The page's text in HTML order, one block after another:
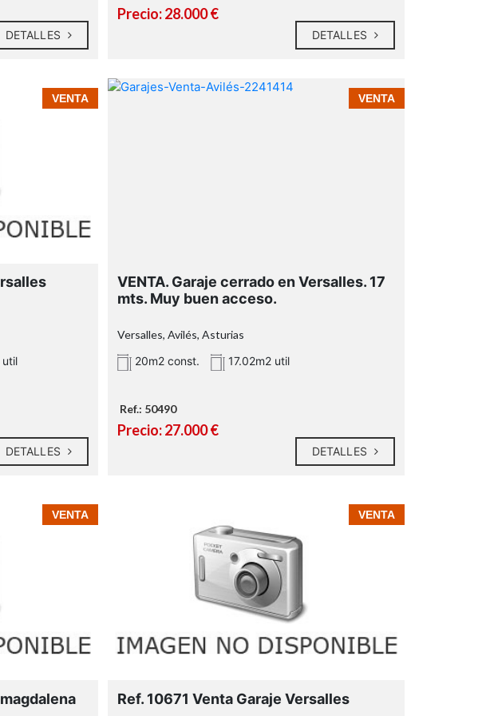
DETALLES
Precio: 28.000 €
DETALLES
VENTA
util
DETALLES
VENTA
VENTA. Garaje cerrado en Versalles. 17
mts. Muy buen acceso.
Versalles, Avilés, Asturias
20m2 const.
17.02m2 util
Ref.: 50490
Precio: 27.000 €
DETALLES
VENTA VENTA
Zona industrial:
Zona comercial:
Ref. 10671 Venta Garaje Versalles